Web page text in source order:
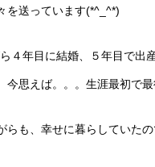
を送っています(*^_^*)
４年目に結婚、５年目で出
今思えば。。。生涯最初で
らも、幸せに暮らしていたの